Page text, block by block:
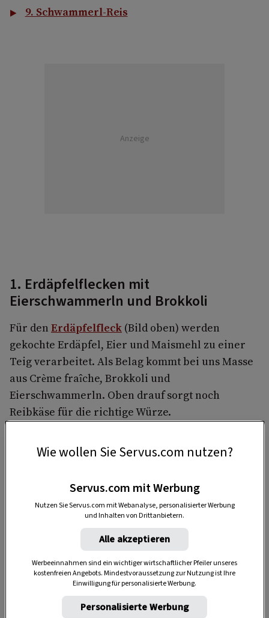
9. Schwammerl-Reis
Anzeige
1. Erdäpfelflecken mit
Eierschwammerln und Brokkoli
Für den Erdäpfelfleck (Bild oben) werden
gekochte Erdäpfel, Eier und Maismehl zu einer
Teig verarbeitet. Als Belag kommt bei uns Masse
aus Crème fraîche, Brokkoli und
Eierschwammerln. Oben drauf sorgt noch
Reibkäse für die richtige Würze.
„Servus Garten“ auf WhatsApp
Wie wollen Sie Servus.com nutzen?
Servus.com mit Werbung
Nutzen Sie Servus.com mit Webanalyse, personalisierter Werbung
und Inhalten von Drittanbietern.
Alle akzeptieren
Werbeeinnahmen sind ein wichtiger wirtschaftlicher Pfeiler unseres
kostenfreien Angebots. Mindestvoraussetzung zur Nutzung ist Ihre
Einwilligung für personalisierte Werbung.
Personalisierte Werbung